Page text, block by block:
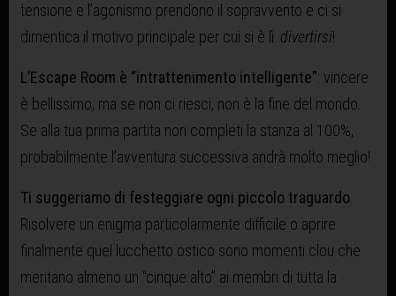
tensione e l’agonismo prendono il sopravvento e ci si
dimentica il motivo principale per cui si è lì: divertirsi!
L’Escape Room è “intrattenimento intelligente”: vincere
è bellissimo, ma se non ci riesci, non è la fine del mondo.
Se alla tua prima partita non completi la stanza al 100%,
probabilmente l’avventura successiva andrà molto meglio!
Ti suggeriamo di festeggiare ogni piccolo traguardo.
Risolvere un enigma particolarmente difficile o aprire
finalmente quel lucchetto ostico sono momenti clou che
meritano almeno un “cinque alto” ai membri di tutta la